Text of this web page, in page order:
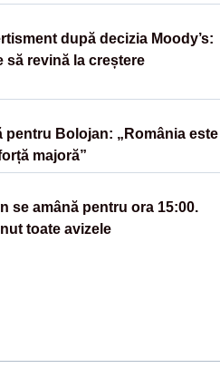
după decizia Moody’s:
să revină la creștere
pentru Bolojan: „România este
majoră”
se amână pentru ora 15:00.
toate avizele